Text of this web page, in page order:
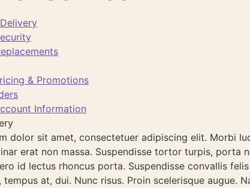
& Promotions
Information
dolor sit amet, consectetuer adipiscing elit. Morbi
erat non massa. Suspendisse tortor turpis, porta
id lectus rhoncus porta. Suspendisse convallis
at, dui. Nunc risus. Proin scelerisque augue.